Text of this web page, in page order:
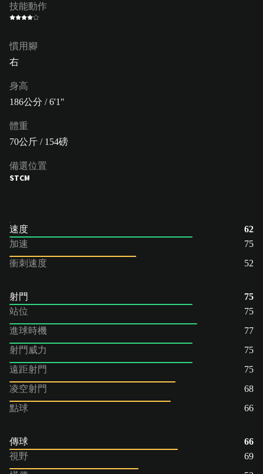
技能動作
慣用腳
右
身高
186公分 / 6'1"
體重
70公斤 / 154磅
備選位置
STCM
速度
62
加速
75
衝刺速度
52
射門
75
站位
75
進球時機
77
射門威力
75
遠距射門
75
凌空射門
68
點球
66
傳球
66
視野
69